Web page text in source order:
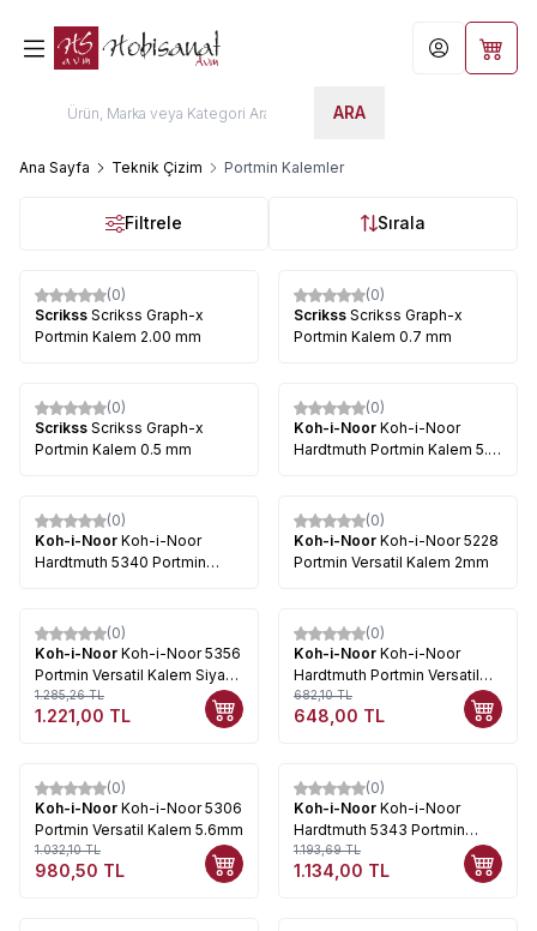
ARA
Hesabım
Ana Sayfa Teknik Çizim Portmin Kalemler
Filtrele Sırala
%32
(0)
Scrikss Scrikss Graph-x
Portmin Kalem 2.00 mm
%32
(0)
Scrikss Scrikss Graph-x
Portmin Kalem 0.7 mm
%32
(0)
Scrikss Scrikss Graph-x
Portmin Kalem 0.5 mm
(0)
Koh-i-Noor Koh-i-Noor
Hardtmuth Portmin Kalem 5.6
(0)
Koh-i-Noor Koh-i-Noor
Hardtmuth 5340 Portmin
(0)
Koh-i-Noor Koh-i-Noor 5228
Portmin Versatil Kalem 2mm
%5
(0)
Koh-i-Noor Koh-i-Noor 5356
Portmin Versatil Kalem Siyah
3.8mm
1.285,26TL
1.221,00 TL
%5
(0)
Koh-i-Noor Koh-i-Noor
Hardtmuth Portmin Versatil
Kalem 5205 Sarı 2mm
682,10TL
648,00 TL
%5
(0)
Koh-i-Noor Koh-i-Noor 5306
Portmin Versatil Kalem 5.6mm
1.032,10TL
980,50 TL
%5
(0)
Koh-i-Noor Koh-i-Noor
Hardtmuth 5343 Portmin
Kalem Kısa Siyah 9mm
1.193,69TL
1.134,00 TL